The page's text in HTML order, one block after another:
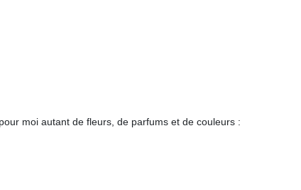
moi autant de fleurs, de parfums et de couleurs :